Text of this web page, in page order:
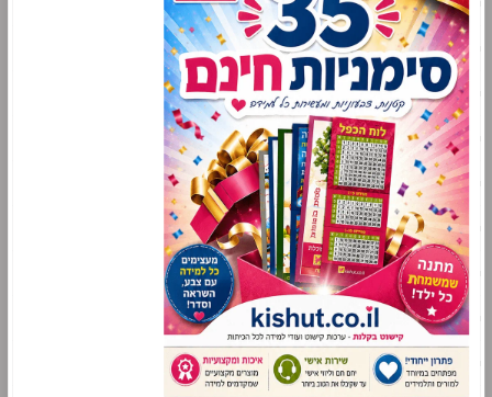
אנגלית
עזרי למידה לתלמידי שילוב
סימניות לימודיות
מניפות לימודיות
משחקי למידה
סדרת "משחק לחג"
סדרת "מושג לחג"
פתגמים ואימרות